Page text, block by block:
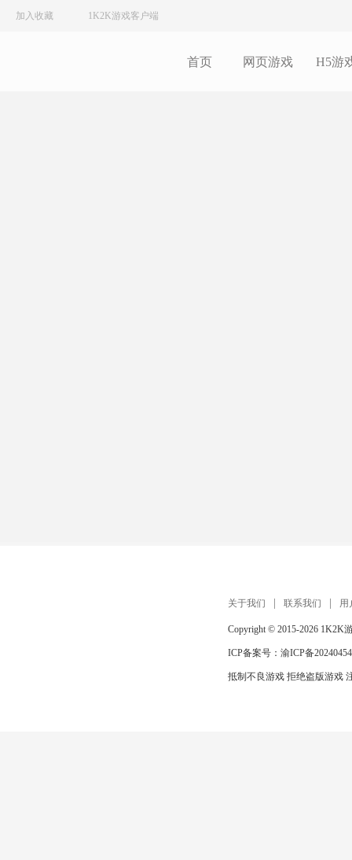
加入收藏 1K2K游戏客户端
首页 网页游戏 H5游
关于我们 联系我们 用
Copyright © 2015-2026 1K2K
ICP备案号： 渝ICP备
抵制不良游戏 拒绝盗版游戏